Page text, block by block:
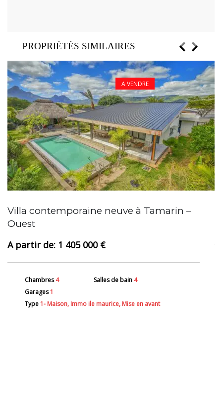
PROPRIÉTÉS SIMILAIRES
Villa contemporaine neuve à Tamarin –
Ouest
1 405 000 €
A VENDRE
Chambres 4 Salles de bain 4
Garages1
Type1- Maison, Immo ile maurice, Mise en avant